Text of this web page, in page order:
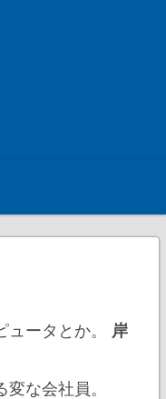
ュータとか。 岸
な会社員。